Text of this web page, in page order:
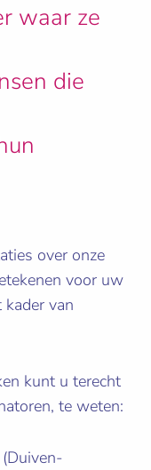
waar ze
die
over onze
voor uw
van
kunt u terecht
te weten: